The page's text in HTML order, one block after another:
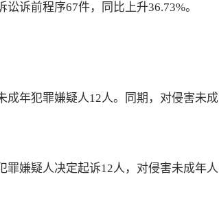
诉前程序67件，同比上升36.73%。
年犯罪嫌疑人12人。同期，对侵害未成
嫌疑人决定起诉12人，对侵害未成年人